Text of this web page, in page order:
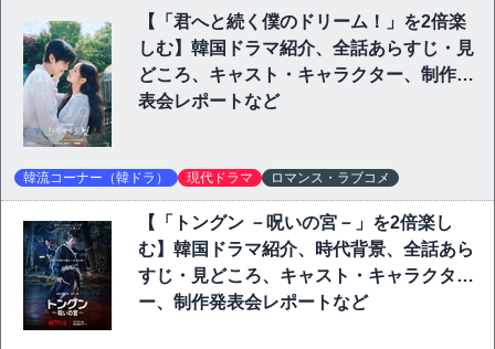
【「君へと続く僕のドリーム！」を2倍楽
しむ】韓国ドラマ紹介、全話あらすじ・見
どころ、キャスト・キャラクター、制作発
表会レポートなど
韓流コーナー（韓ドラ） 現代ドラマ ロマンス・ラブコメ
【「トングン －呪いの宮－」を2倍楽し
む】韓国ドラマ紹介、時代背景、全話あら
すじ・見どころ、キャスト・キャラクタ
ー、制作発表会レポートなど